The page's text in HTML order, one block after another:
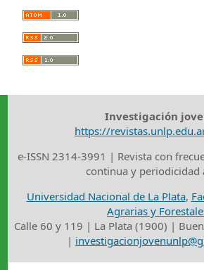
Investigación
https://
e-ISSN 2314-3991 | Revista con
continua y periodicidad
Universidad Nacional de La Plata,
Agrarias y
Calle 60 y 119 | La Plata (1900) |
|